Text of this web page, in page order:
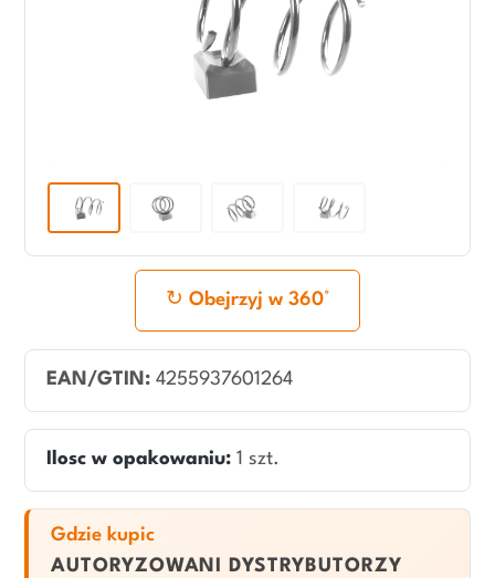
Obejrzyj w 360°
EAN/GTIN: 4255937601264
Ilosc w opakowaniu: 1 szt.
Gdzie kupic
AUTORYZOWANI DYSTRYBUTORZY